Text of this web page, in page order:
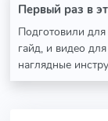
Первый раз в
Подготовили
гайд, и видео
наглядные